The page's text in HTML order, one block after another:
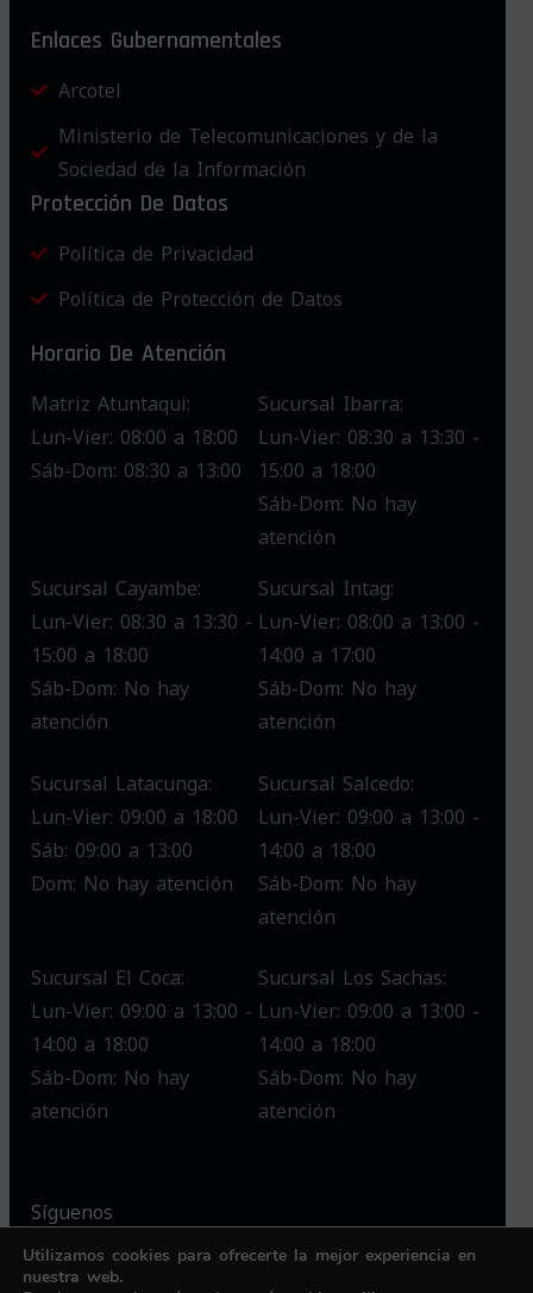
Enlaces Gubernamentales
Arcotel
Ministerio de Telecomunicaciones y de la
Sociedad de la Información
Protección De Datos
Política de Privacidad
Política de Protección de Datos
Horario De Atención
Matriz Atuntaqui:
Lun-Vier: 08:00 a 18:00
Sáb-Dom: 08:30 a 13:00
Sucursal Ibarra:
Lun-Vier: 08:30 a 13:30 -
15:00 a 18:00
Sáb-Dom: No hay
atención
Sucursal Cayambe:
Lun-Vier: 08:30 a 13:30 -
15:00 a 18:00
Sáb-Dom: No hay
atención
Sucursal Intag:
Lun-Vier: 08:00 a 13:00 -
14:00 a 17:00
Sáb-Dom: No hay
atención
Sucursal Latacunga:
Lun-Vier: 09:00 a 18:00
Sáb: 09:00 a 13:00
Dom: No hay atención
Sucursal Salcedo:
Lun-Vier: 09:00 a 13:00 -
14:00 a 18:00
Sáb-Dom: No hay
atención
Sucursal El Coca:
Lun-Vier: 09:00 a 13:00 -
14:00 a 18:00
Sáb-Dom: No hay
atención
Sucursal Los Sachas:
Lun-Vier: 09:00 a 13:00 -
14:00 a 18:00
Sáb-Dom: No hay
atención
Síguenos
Utilizamos cookies para ofrecerte la mejor experiencia en
nuestra web.